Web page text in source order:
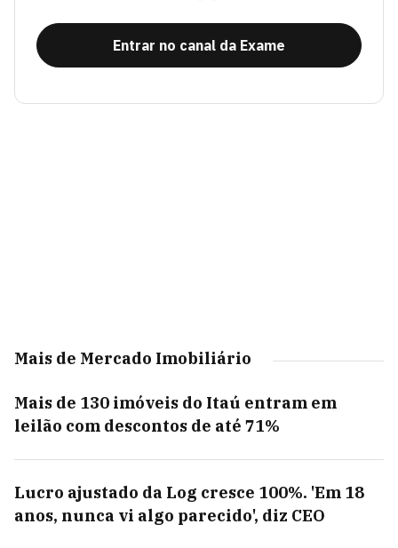
Entrar no canal da Exame
Mais de Mercado Imobiliário
Mais de 130 imóveis do Itaú entram em
leilão com descontos de até 71%
Lucro ajustado da Log cresce 100%. 'Em 18
anos, nunca vi algo parecido', diz CEO